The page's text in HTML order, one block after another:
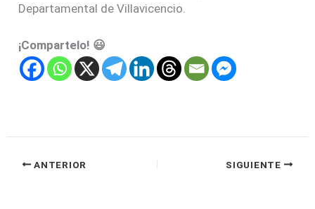
Departamental de Villavicencio.
¡Compartelo! 😃
ANTERIOR SIGUIENTE